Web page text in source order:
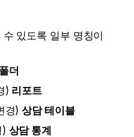
있도록 일부 명칭이
폴더
) 리포트
경) 상담 테이블
상담 통계